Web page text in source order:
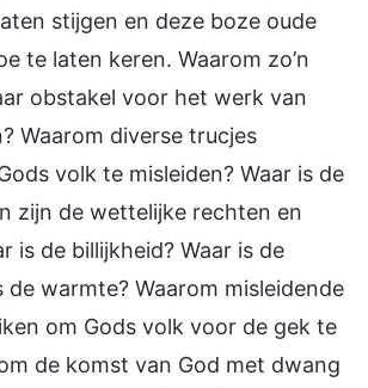
stijgen en deze boze oude
te laten keren. Waarom zo’n
obstakel voor het werk van
Waarom diverse trucjes
volk te misleiden? Waar is de
zijn de wettelijke rechten en
is de billijkheid? Waar is de
de warmte? Waarom misleidende
om Gods volk voor de gek te
de komst van God met dwang